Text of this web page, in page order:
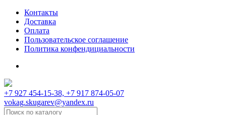
Контакты
Доставка
Оплата
Пользовательское соглашение
Политика конфендициальности
+7 927 454-15-38, +7 917 874-05-07
vokag.skugarev@yandex.ru